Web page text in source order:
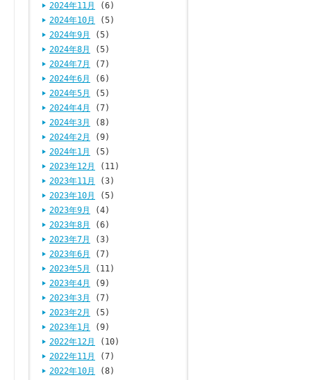
2024年11月
(6)
2024年10月
(5)
2024年9月
(5)
2024年8月
(5)
2024年7月
(7)
2024年6月
(6)
2024年5月
(5)
2024年4月
(7)
2024年3月
(8)
2024年2月
(9)
2024年1月
(5)
2023年12月
(11)
2023年11月
(3)
2023年10月
(5)
2023年9月
(4)
2023年8月
(6)
2023年7月
(3)
2023年6月
(7)
2023年5月
(11)
2023年4月
(9)
2023年3月
(7)
2023年2月
(5)
2023年1月
(9)
2022年12月
(10)
2022年11月
(7)
2022年10月
(8)